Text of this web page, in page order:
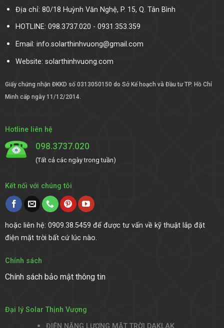
Địa chỉ: 80/18 Huỳnh Văn Nghệ, P. 15, Q. Tân Bình
HOTLINE: 098.3737.020 - 0931.353.359
Email: info.solarthinhvuong@gmail.com
Website: solarthinhvuong.com
Giấy chứng nhận ĐKKD số 0313050150 do Sở Kế hoạch và Đầu tư TP. Hồ Chí
Minh cấp ngày 11/12/2014.
Hotline liên hệ
098.3737.020
(Tất cả các ngày trong tuần)
Kết nối với chúng tôi
hoặc liên hệ: 0909.38.5459 để được tư vấn về kỹ thuật lắp đặt
điện mặt trời bất cứ lúc nào.
Chính sách
Chính sách bảo mật thông tin
Đại lý Solar Thịnh Vượng